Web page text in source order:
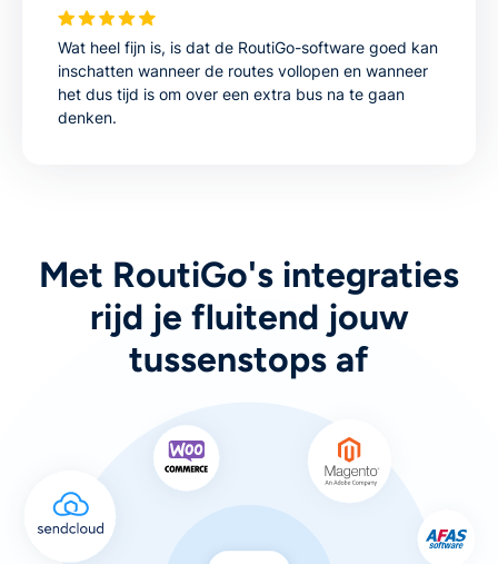
Wat heel fijn is, is dat de RoutiGo-software goed kan
inschatten wanneer de routes vollopen en wanneer
het dus tijd is om over een extra bus na te gaan
denken.
Met RoutiGo's integraties
rijd je fluitend jouw
tussenstops af